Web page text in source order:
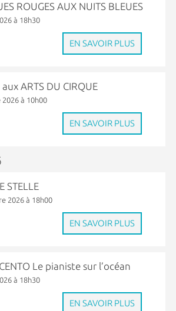
ROUGES AUX NUITS BLEUES
à 18h30
EN SAVOIR PLUS
ARTS DU CIRQUE
à 10h00
EN SAVOIR PLUS
STELLE
2026 à 18h00
EN SAVOIR PLUS
Le pianiste sur l’océan
à 18h30
EN SAVOIR PLUS